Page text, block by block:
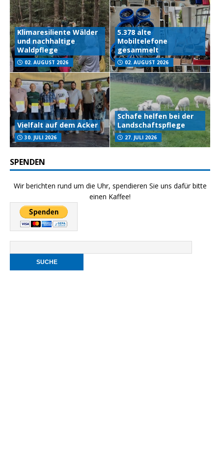
Klimaresiliente Wälder
und nachhaltige
Waldpflege
02. AUGUST 2026
5.378 alte
Mobiltelefone
gesammelt
02. AUGUST 2026
Vielfalt auf dem Acker
30. JULI 2026
Schafe helfen bei der
Landschaftspflege
27. JULI 2026
SPENDEN
Wir berichten rund um die Uhr, spendieren Sie uns dafür bitte
einen Kaffee!